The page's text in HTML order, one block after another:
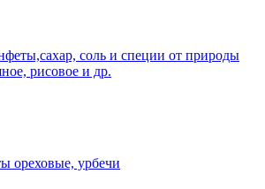
соль и специи от природы
рисовое и др.
ореховые, урбечи